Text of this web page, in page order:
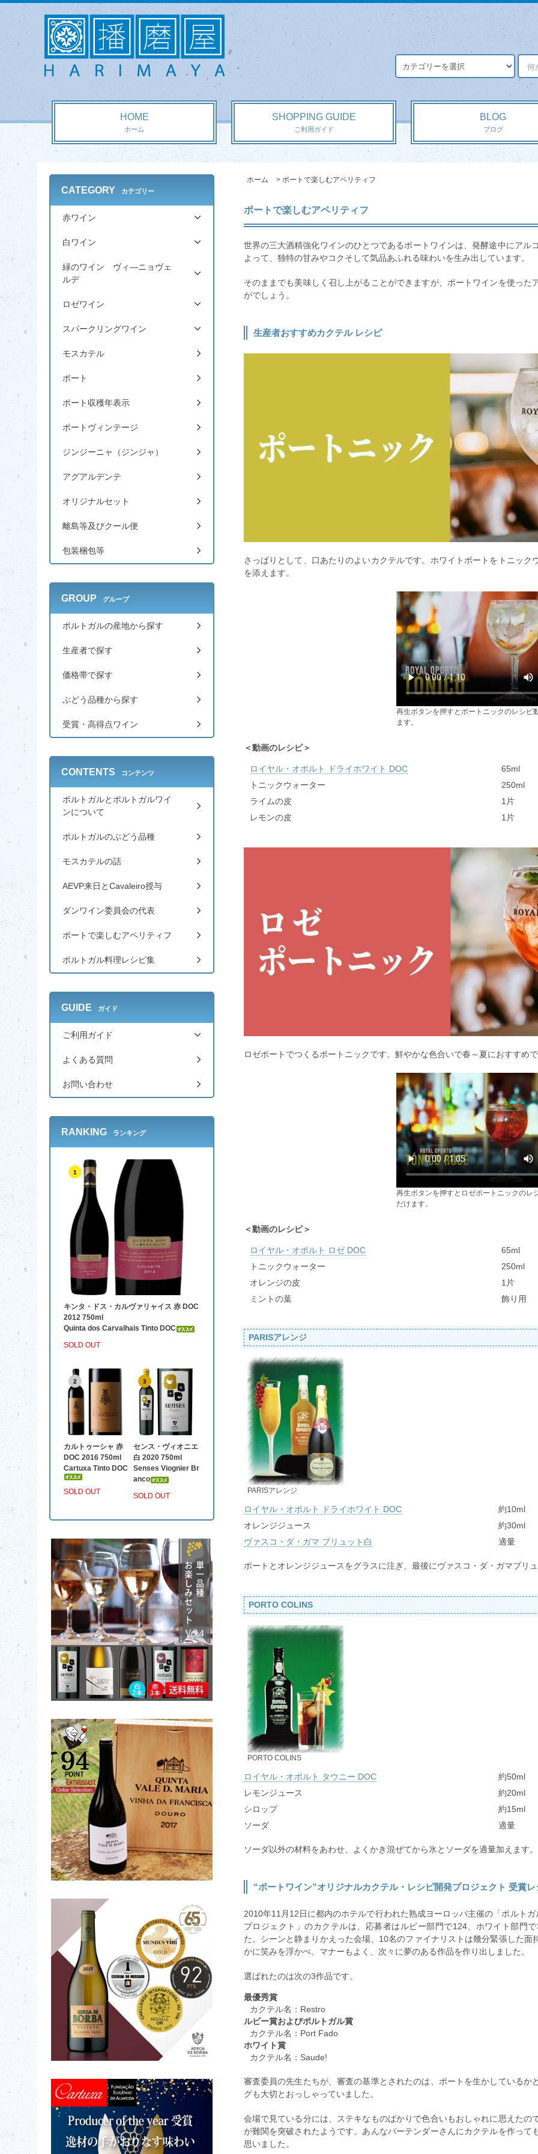
HOME
ホーム
SHOPPING GUIDE
ご利用ガイド
BLOG
ブログ
ホーム > ポートで楽しむアペリティフ
ポートで楽しむアペリティフ
世界の三大酒精強化ワインのひとつであるポートワインは、発酵途中にア
よって、独特の甘みやコクそして気品あふれる味わいを生み出しています。
そのままでも美味しく召し上がることができますが、ポートワインを使っ
がでしょう。
生産者おすすめカクテル レシピ
さっぱりとして、口あたりのよいカクテルです。ホワイトポートをトニッ
を添えます。
再生ボタンを押すとポートニックのレシピ
ます。
動画のレシピ
ロイヤル・オポルト ドライホワイト DOC
65ml
トニックウォーター
250ml
ライムの皮
1片
レモンの皮
1片
ロゼポートでつくるポートニックです。鮮やかな色合いで春～夏におすすめ
再生ボタンを押すとロゼポートニックのレ
だけます。
動画のレシピ
ロイヤル・オポルト ロゼ DOC
65ml
トニックウォーター
250ml
オレンジの皮
1片
ミントの葉
飾り用
PARISアレンジ
PARISアレンジ
ロイヤル・オポルト ドライホワイト DOC
約10ml
オレンジジュース
約30ml
ヴァスコ・ダ・ガマ ブリュット白
適量
ポートとオレンジジュースをグラスに注ぎ、最後にヴァスコ・ダ・ガマブリ
PORTO COLINS
PORTO COLINS
ロイヤル・オポルト タウニー DOC
約50ml
レモンジュース
約20ml
シロップ
約15ml
ソーダ
適量
ソーダ以外の材料をあわせ、よくかき混ぜてから氷とソーダを適量加えます。
“ポートワイン”オリジナルカクテル・レシピ開発プロジェクト 受賞レ
2010年11月12日に都内のホテルで行われた熟成ヨーロッパ主催の「ポルト
プロジェクト」のカクテルは、応募者はルビー部門で124、ホワイト部門
た。シーンと静まりかえった会場、10名のファイナリストは幾分緊張した
かに笑みを浮かべ、マナーもよく、次々に夢のある作品を作り出しました。
選ばれたのは次の3作品です。
最優秀賞
カクテル名：Restro
ルビー賞およびポルトガル賞
カクテル名：Port Fado
ホワイト賞
カクテル名：Saude!
審査委員の先生たちが、審査の基準とされたのは、ポートを生かしている
グも大切とおっしゃっていました。
会場で見ている分には、ステキなものばかりで色合いもおしゃれに思えた
が難関を突破されたようです。あんなバーテンダーさんにカクテルを作っ
思いました。
CATEGORY カテゴリー
赤ワイン
白ワイン
緑のワイン ヴィ―ニョヴェ
ルデ
ロゼワイン
スパークリングワイン
モスカテル
ポート
ポート収穫年表示
ポートヴィンテージ
ジンジーニャ（ジンジャ）
アグアルデンテ
オリジナルセット
離島等及びクール便
包装梱包等
GROUP グループ
ポルトガルの産地から探す
生産者で探す
価格帯で探す
ぶどう品種から探す
受賞・高得点ワイン
CONTENTS コンテンツ
ポルトガルとポルトガルワイ
ンについて
ポルトガルのぶどう品種
モスカテルの話
AEVP来日とCavaleiro授与
ダンワイン委員会の代表
ポートで楽しむアペリティフ
ポルトガル料理レシピ集
GUIDE ガイド
ご利用ガイド
よくある質問
お問い合わせ
RANKING ランキング
1
キンタ・ドス・カルヴァリャイス 赤 DOC
2012 750ml
Quinta dos Carvalhais Tinto DOC
SOLD OUT
2
カルトゥーシャ 赤
DOC 2016 750ml
Cartuxa Tinto DOC
SOLD OUT
3
センス・ヴィオニエ
白 2020 750ml
Senses Viognier Br
anco
SOLD OUT